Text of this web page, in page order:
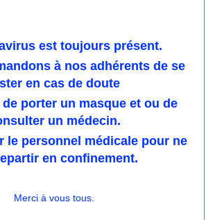
est toujours présent.
à nos adhérents de se
en cas de doute
porter un masque et ou de
un médecin.
le personnel médicale pour ne
en confinement.
Merci à vous tous.